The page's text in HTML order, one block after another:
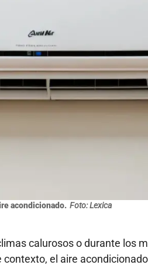
acondicionado. Foto: Lexica
calurosos o durante los
el aire acondicionado